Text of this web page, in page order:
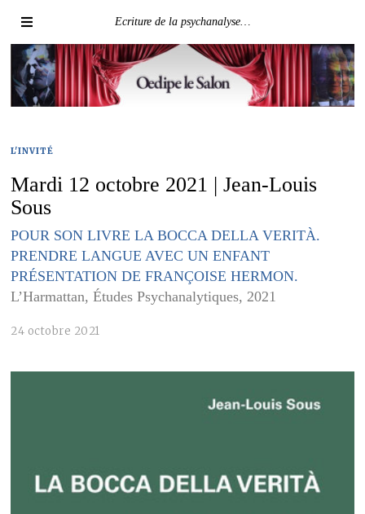
Ecriture de la psychanalyse…
L'INVITÉ
Mardi 12 octobre 2021 | Jean-Louis
Sous
POUR SON LIVRE LA BOCCA DELLA VERITÀ.
PRENDRE LANGUE AVEC UN ENFANT
PRÉSENTATION DE FRANÇOISE HERMON.
L’Harmattan, Études Psychanalytiques, 2021
24 octobre 2021